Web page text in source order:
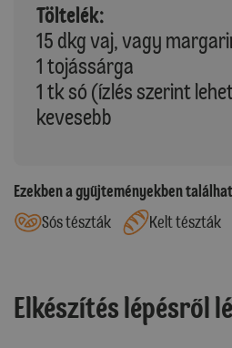
Töltelék:
15 dkg vaj, vagy
1 tojássárga
1 tk só (ízlés szerint
kevesebb
Ezekben a gyűjteményekben
Sós tészták
Kelt tészták
Elkészítés lépésről